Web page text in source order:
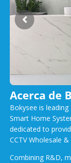
Acerca de
Bokysee is
Smart Home
dedicated to
CCTV Wholesale
Combining R&D,